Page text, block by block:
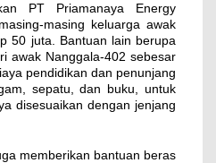
PT Priamanaya Energy
masing keluarga awak
50 juta. Bantuan lain berupa
awak Nanggala-402 sebesar
pendidikan dan penunjang
sepatu, dan buku, untuk
disesuaikan dengan jenjang
memberikan bantuan beras